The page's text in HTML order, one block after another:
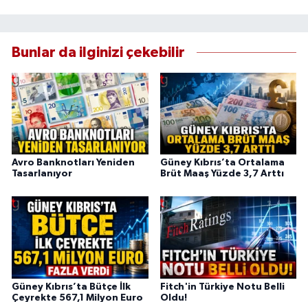
Bunlar da ilginizi çekebilir
Avro Banknotları Yeniden
Tasarlanıyor
Güney Kıbrıs’ta Ortalama
Brüt Maaş Yüzde 3,7 Arttı
Güney Kıbrıs’ta Bütçe İlk
Çeyrekte 567,1 Milyon Euro
Fitch'in Türkiye Notu Belli
Oldu!